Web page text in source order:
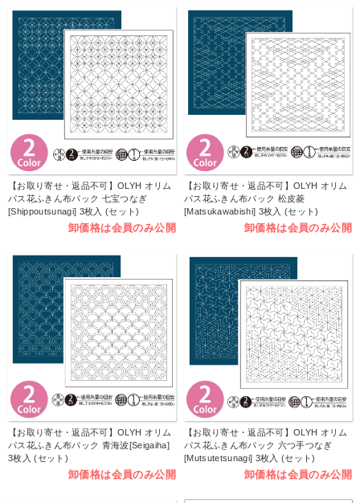
【お取り寄せ・返品不可】OLYH オリム
パス花ふきん布パック 七宝つなぎ
[Shippoutsunagi] 3枚入 (セット)
卸価格は会員のみ公開
【お取り寄せ・返品不可】OLYH オリム
パス花ふきん布パック 松皮菱
[Matsukawabishi] 3枚入 (セット)
卸価格は会員のみ公開
【お取り寄せ・返品不可】OLYH オリム
パス花ふきん布パック 青海波[Seigaiha]
3枚入 (セット)
卸価格は会員のみ公開
【お取り寄せ・返品不可】OLYH オリム
パス花ふきん布パック 六つ手つなぎ
[Mutsutetsunagi] 3枚入 (セット)
卸価格は会員のみ公開